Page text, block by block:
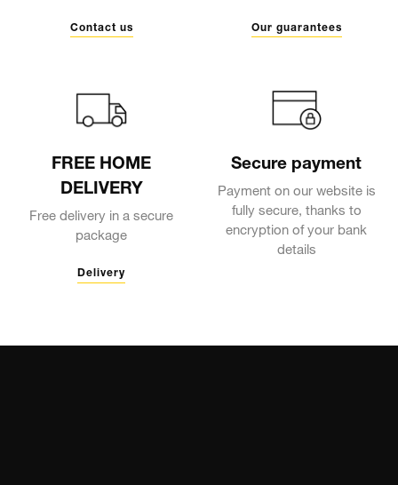
Contact us Our guarantees
FREE HOME
DELIVERY
Free delivery in a secure
package
Delivery
Secure payment
Payment on our website is
fully secure, thanks to
encryption of your bank
details